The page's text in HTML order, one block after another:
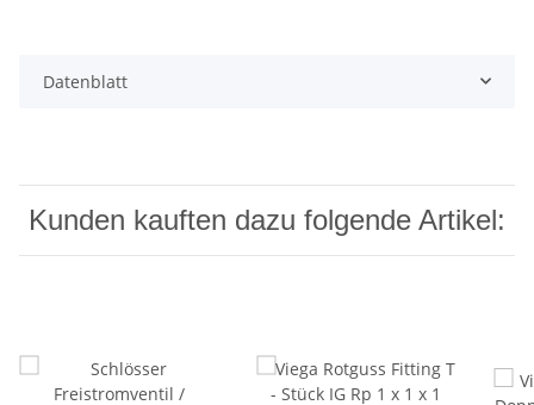
Datenblatt
Kunden kauften dazu folgende Artikel: